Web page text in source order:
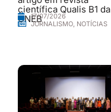
científica Qualis B1 da
UNEB17/07/2026
JORNALISMO, NOTÍCIAS